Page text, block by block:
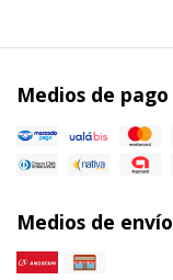
Medios de pago
Medios de envío